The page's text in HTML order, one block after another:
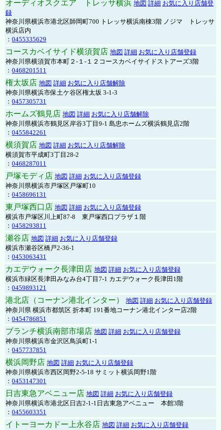
オーディオスクエア トレッサ横浜 地図 詳細 お気に入り店舗登
録
神奈川県横浜市港北区師岡町700 トレッサ横浜南棟3階 ノジマ トレッサ
横浜店内
： 0455335629
コースカベイサイド横須賀店 地図 詳細 お気に入り店舗登録
神奈川県横須賀市本町２-１-１２コースカベイサイドストアーズ3階
： 0468201511
権太坂店 地図 詳細 お気に入り店舗解除
神奈川県横浜市保土ケ谷区権太坂 3-1-3
： 0457305731
ホームズ鶴見店 地図 詳細 お気に入り店舗解除
神奈川県横浜市鶴見区岸谷3丁目9-1 島忠ホームズ横浜鶴見店2階
： 0455842261
横須賀店 地図 詳細 お気に入り店舗解除
横須賀市平成町3丁目28-2
： 0468287011
戸塚モディ店 地図 詳細 お気に入り店舗登録
神奈川県横浜市戸塚区戸塚町10
： 0458696131
東戸塚西口店 地図 詳細 お気に入り店舗登録
横浜市戸塚区川上町87-8 東戸塚西口プラザ１階
： 0458293811
瀬谷店 地図 詳細 お気に入り店舗登録
横浜市瀬谷区橋戸2-36-1
： 0453063431
カエデウォーク長津田店 地図 詳細 お気に入り店舗登録
横浜市緑区長津田みなみ台4丁目7-1 カエデウォーク長津田1階
： 0459893121
港北店（コーナン港北インター） 地図 詳細 お気に入り店舗登録
神奈川県 横浜市都筑区 折本町 191番地コーナン港北インター店2階
： 0454786851
ブランチ横浜南部市場店 地図 詳細 お気に入り店舗登録
神奈川県横浜市金沢区鳥浜町1-1
： 0457737851
横浜岡野店 地図 詳細 お気に入り店舗登録
神奈川県横浜市西区岡野2-5-18 サミット横浜岡野1階
： 0453147301
日吉東急アベニュー店 地図 詳細 お気に入り店舗登録
神奈川県横浜市港北区日吉2-1-1日吉東急アベニュー 本館3階
： 0455603351
イトーヨーカドー上永谷店 地図 詳細 お気に入り店舗登録